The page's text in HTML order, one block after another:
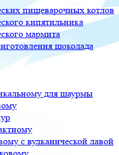
пищеварочных котлов
кипятильника
мармита
шоколада
для шаурмы
с вулканической лавой